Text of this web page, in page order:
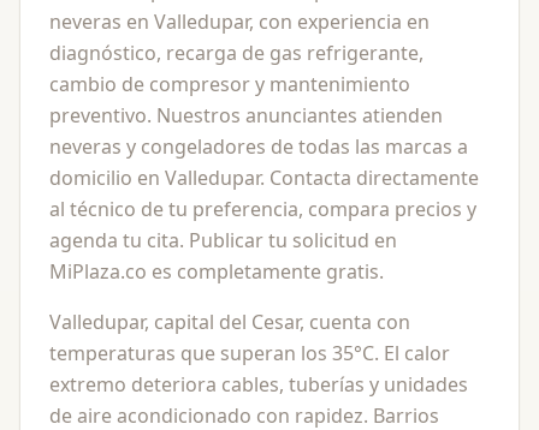
neveras en Valledupar, con experiencia en
diagnóstico, recarga de gas refrigerante,
cambio de compresor y mantenimiento
preventivo. Nuestros anunciantes atienden
neveras y congeladores de todas las marcas a
domicilio en Valledupar. Contacta directamente
al técnico de tu preferencia, compara precios y
agenda tu cita. Publicar tu solicitud en
MiPlaza.co es completamente gratis.
Valledupar, capital del Cesar, cuenta con
temperaturas que superan los 35°C. El calor
extremo deteriora cables, tuberías y unidades
de aire acondicionado con rapidez. Barrios